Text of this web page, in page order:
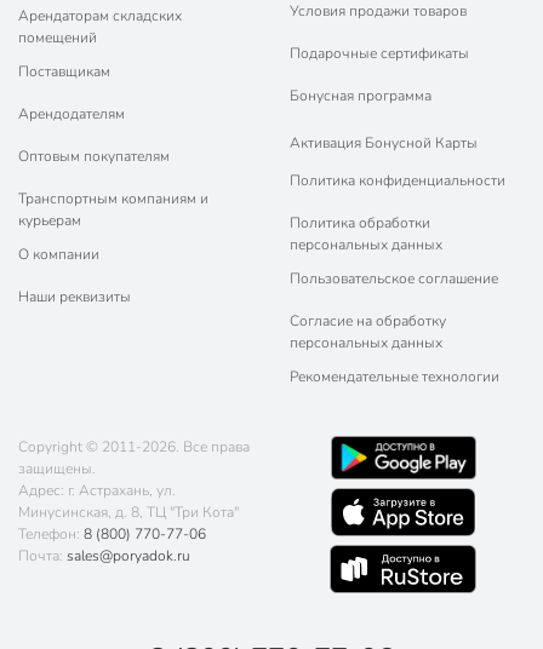
Арендаторам складских
помещений
Поставщикам
Арендодателям
Оптовым покупателям
Транспортным компаниям и
курьерам
О компании
Наши реквизиты
Условия продажи товаров
Подарочные сертификаты
Бонусная программа
Активация Бонусной Карты
Политика конфиденциальности
Политика обработки
персональных данных
Пользовательское соглашение
Согласие на обработку
персональных данных
Рекомендательные технологии
Copyright © 2011-2026. Все права
защищены.
Адрес: г. Астрахань, ул.
Минусинская, д. 8, ТЦ "Три Кота"
Телефон: 8 (800) 770-77-06
Почта: sales@poryadok.ru